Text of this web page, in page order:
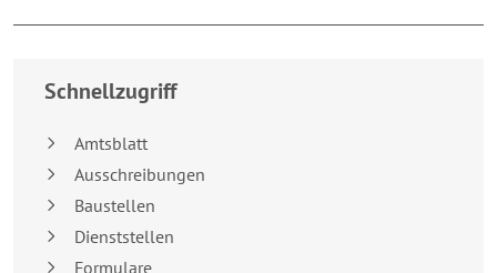
Schnellzugriff
Amtsblatt
Ausschreibungen
Baustellen
Dienststellen
Formulare